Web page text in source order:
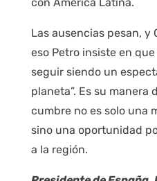
Las ausencias pesan, y
eso Petro insiste en
seguir siendo un
planeta”. Es su manera
cumbre no es solo una
sino una oportunidad
a la región.